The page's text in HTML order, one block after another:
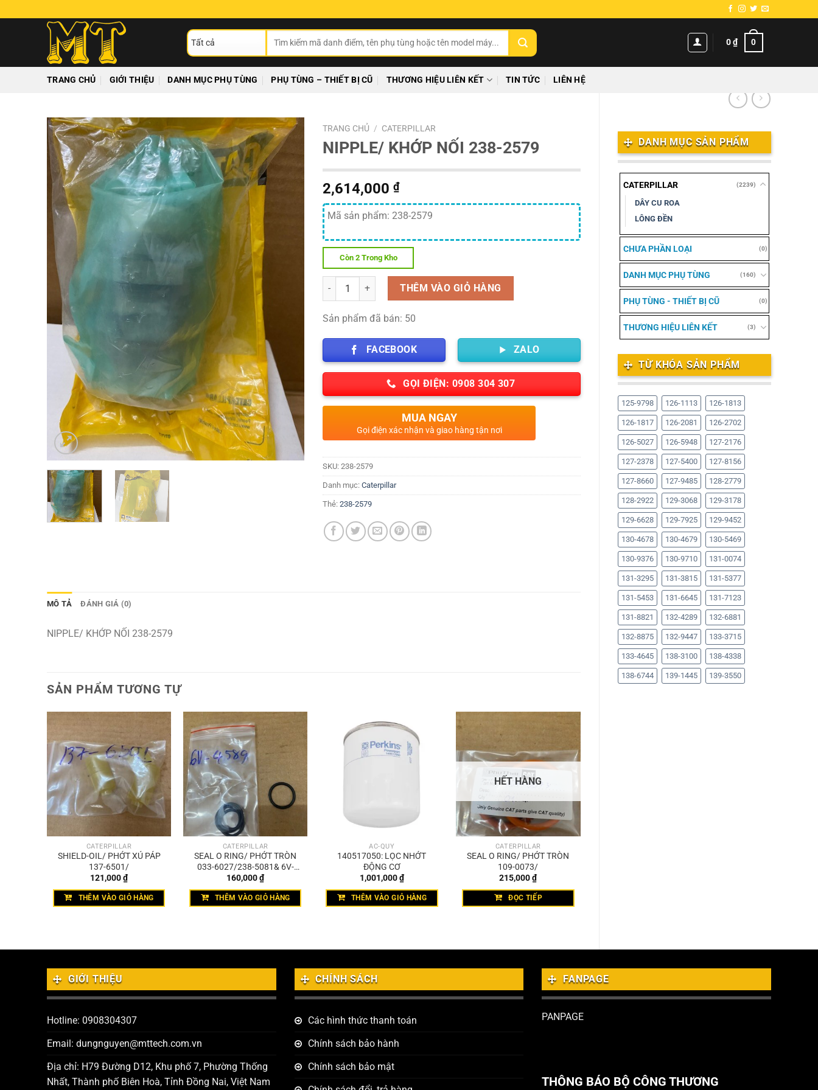
đến
kiếm:
0₫ 0
TRANG CHỦ GIỚI THIỆU DANH MỤC PHỤ TÙNG PHỤ TÙNG – THIẾT BỊ CŨ THƯƠNG HIỆU LIÊN KẾT TIN TỨC LIÊN HỆ
DANH MỤC SẢN PHẨM
CATERPILLAR (2239)
DÂY CU ROA
LÔNG ĐỀN
CHƯA PHẦN LOẠI (0)
DANH MỤC PHỤ TÙNG (160)
PHỤ TÙNG - THIẾT BỊ CŨ (0)
THƯƠNG HIỆU LIÊN KẾT (3)
TỪ KHÓA SẢN PHẨM
125-9798 126-1113 126-1813
126-1817 126-2081 126-2702
126-5027 126-5948 127-2176
127-2378 127-5400 127-8156
127-8660 127-9485 128-2779
128-2922 129-3068 129-3178
129-6628 129-7925 129-9452
130-4678 130-4679 130-5469
130-9376 130-9710 131-0074
131-3295 131-3815 131-5377
131-5453 131-6645 131-7123
131-8821 132-4289 132-6881
132-8875 132-9447 133-3715
133-4645 138-3100 138-4338
138-6744 139-1445 139-3550
TRANG CHỦ / CATERPILLAR
NIPPLE/ KHỚP NỐI 238-2579
2,614,000₫
Mã sản phẩm: 238-2579
Còn 2 Trong Kho
Số lượng THÊM VÀO GIỎ HÀNG
Sản phẩm đã bán: 50
FACEBOOK ZALO
GỌI ĐIỆN: 0908 304 307
MUA NGAY
Gọi điện xác nhận và giao hàng tận nơi
SKU:238-2579
Danh mục:Caterpillar
Thẻ:238-2579
MÔ TẢ ĐÁNH GIÁ (0)
NIPPLE/ KHỚP NỐI 238-2579
SẢN PHẨM TƯƠNG TỰ
CATERPILLAR
SHIELD-OIL/ PHỚT XÚ PÁP
137-6501/
121,000₫
THÊM VÀO GIỎ HÀNG
CATERPILLAR
SEAL O RING/ PHỚT TRÒN
033-6027/238-5081& 6V-
4589
160,000₫
THÊM VÀO GIỎ HÀNG
ẮC-QUY
140517050: LỌC NHỚT
ĐỘNG CƠ
1,001,000₫
THÊM VÀO GIỎ HÀNG
HẾT HÀNG
CATERPILLAR
SEAL O RING/ PHỚT TRÒN
109-0073/
215,000₫
ĐỌC TIẾP
GIỚI THIỆU
Hotline: 0908304307
Email: dungnguyen@mttech.com.vn
Địa chỉ: H79 Đường D12, Khu phố 7, Phường Thống
Nhất, Thành phố Biên Hoà, Tỉnh Đồng Nai, Việt Nam
CHÍNH SÁCH
Các hình thức thanh toán
Chính sách bảo hành
Chính sách bảo mật
FANPAGE
PANPAGE
THÔNG BÁO BỘ CÔNG THƯƠNG